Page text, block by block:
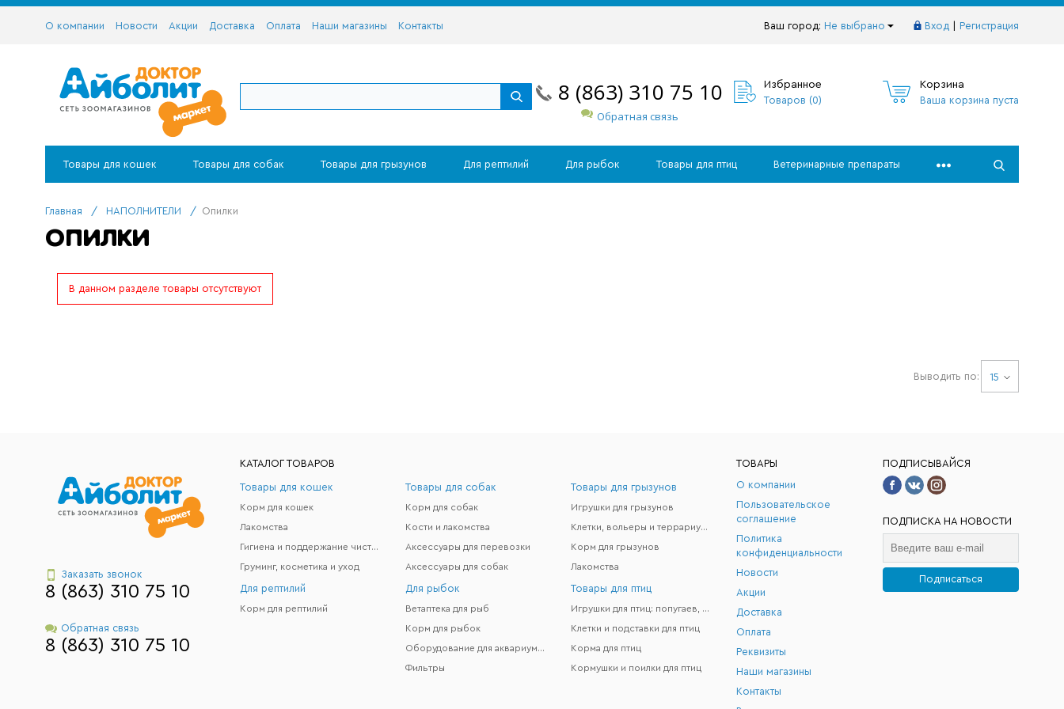
Ваш город: Не выбрано Вход Регистрация
О компании Новости Акции Доставка Оплата Наши магазины Контакты
8 (863) 310 75 10
Обратная связь
Избранное
Товаров (0)
Корзина
Ваша корзина пуста
Товары для кошек Товары для собак Товары для грызунов Для рептилий Для рыбок Товары для птиц Ветеринарные препараты
Главная / НАПОЛНИТЕЛИ / Опилки
ОПИЛКИ
В данном разделе товары отсутствуют
Выводить по: 15
Заказать звонок
8 (863) 310 75 10
Обратная связь
8 (863) 310 75 10
КАТАЛОГ ТОВАРОВ
Товары для кошек
Корм для кошек
Лакомства
Гигиена и поддержание чистоты
Груминг, косметика и уход
Товары для собак
Корм для собак
Кости и лакомства
Аксессуары для перевозки
Аксессуары для собак
Товары для грызунов
Игрушки для грызунов
Клетки, вольеры и террариумы
Корм для грызунов
Лакомства
Для рептилий
Корм для рептилий
Для рыбок
Ветаптека для рыб
Корм для рыбок
Оборудование для аквариумов
Фильтры
Товары для птиц
Игрушки для птиц: попугаев, канареек и др.
Клетки и подставки для птиц
Корма для птиц
Кормушки и поилки для птиц
ТОВАРЫ
О компании
Пользовательское
соглашение
Политика
конфиденциальности
Новости
Акции
Доставка
Оплата
Реквизиты
Наши магазины
Контакты
ПОДПИСЫВАЙСЯ
ПОДПИСКА НА НОВОСТИ
Подписаться